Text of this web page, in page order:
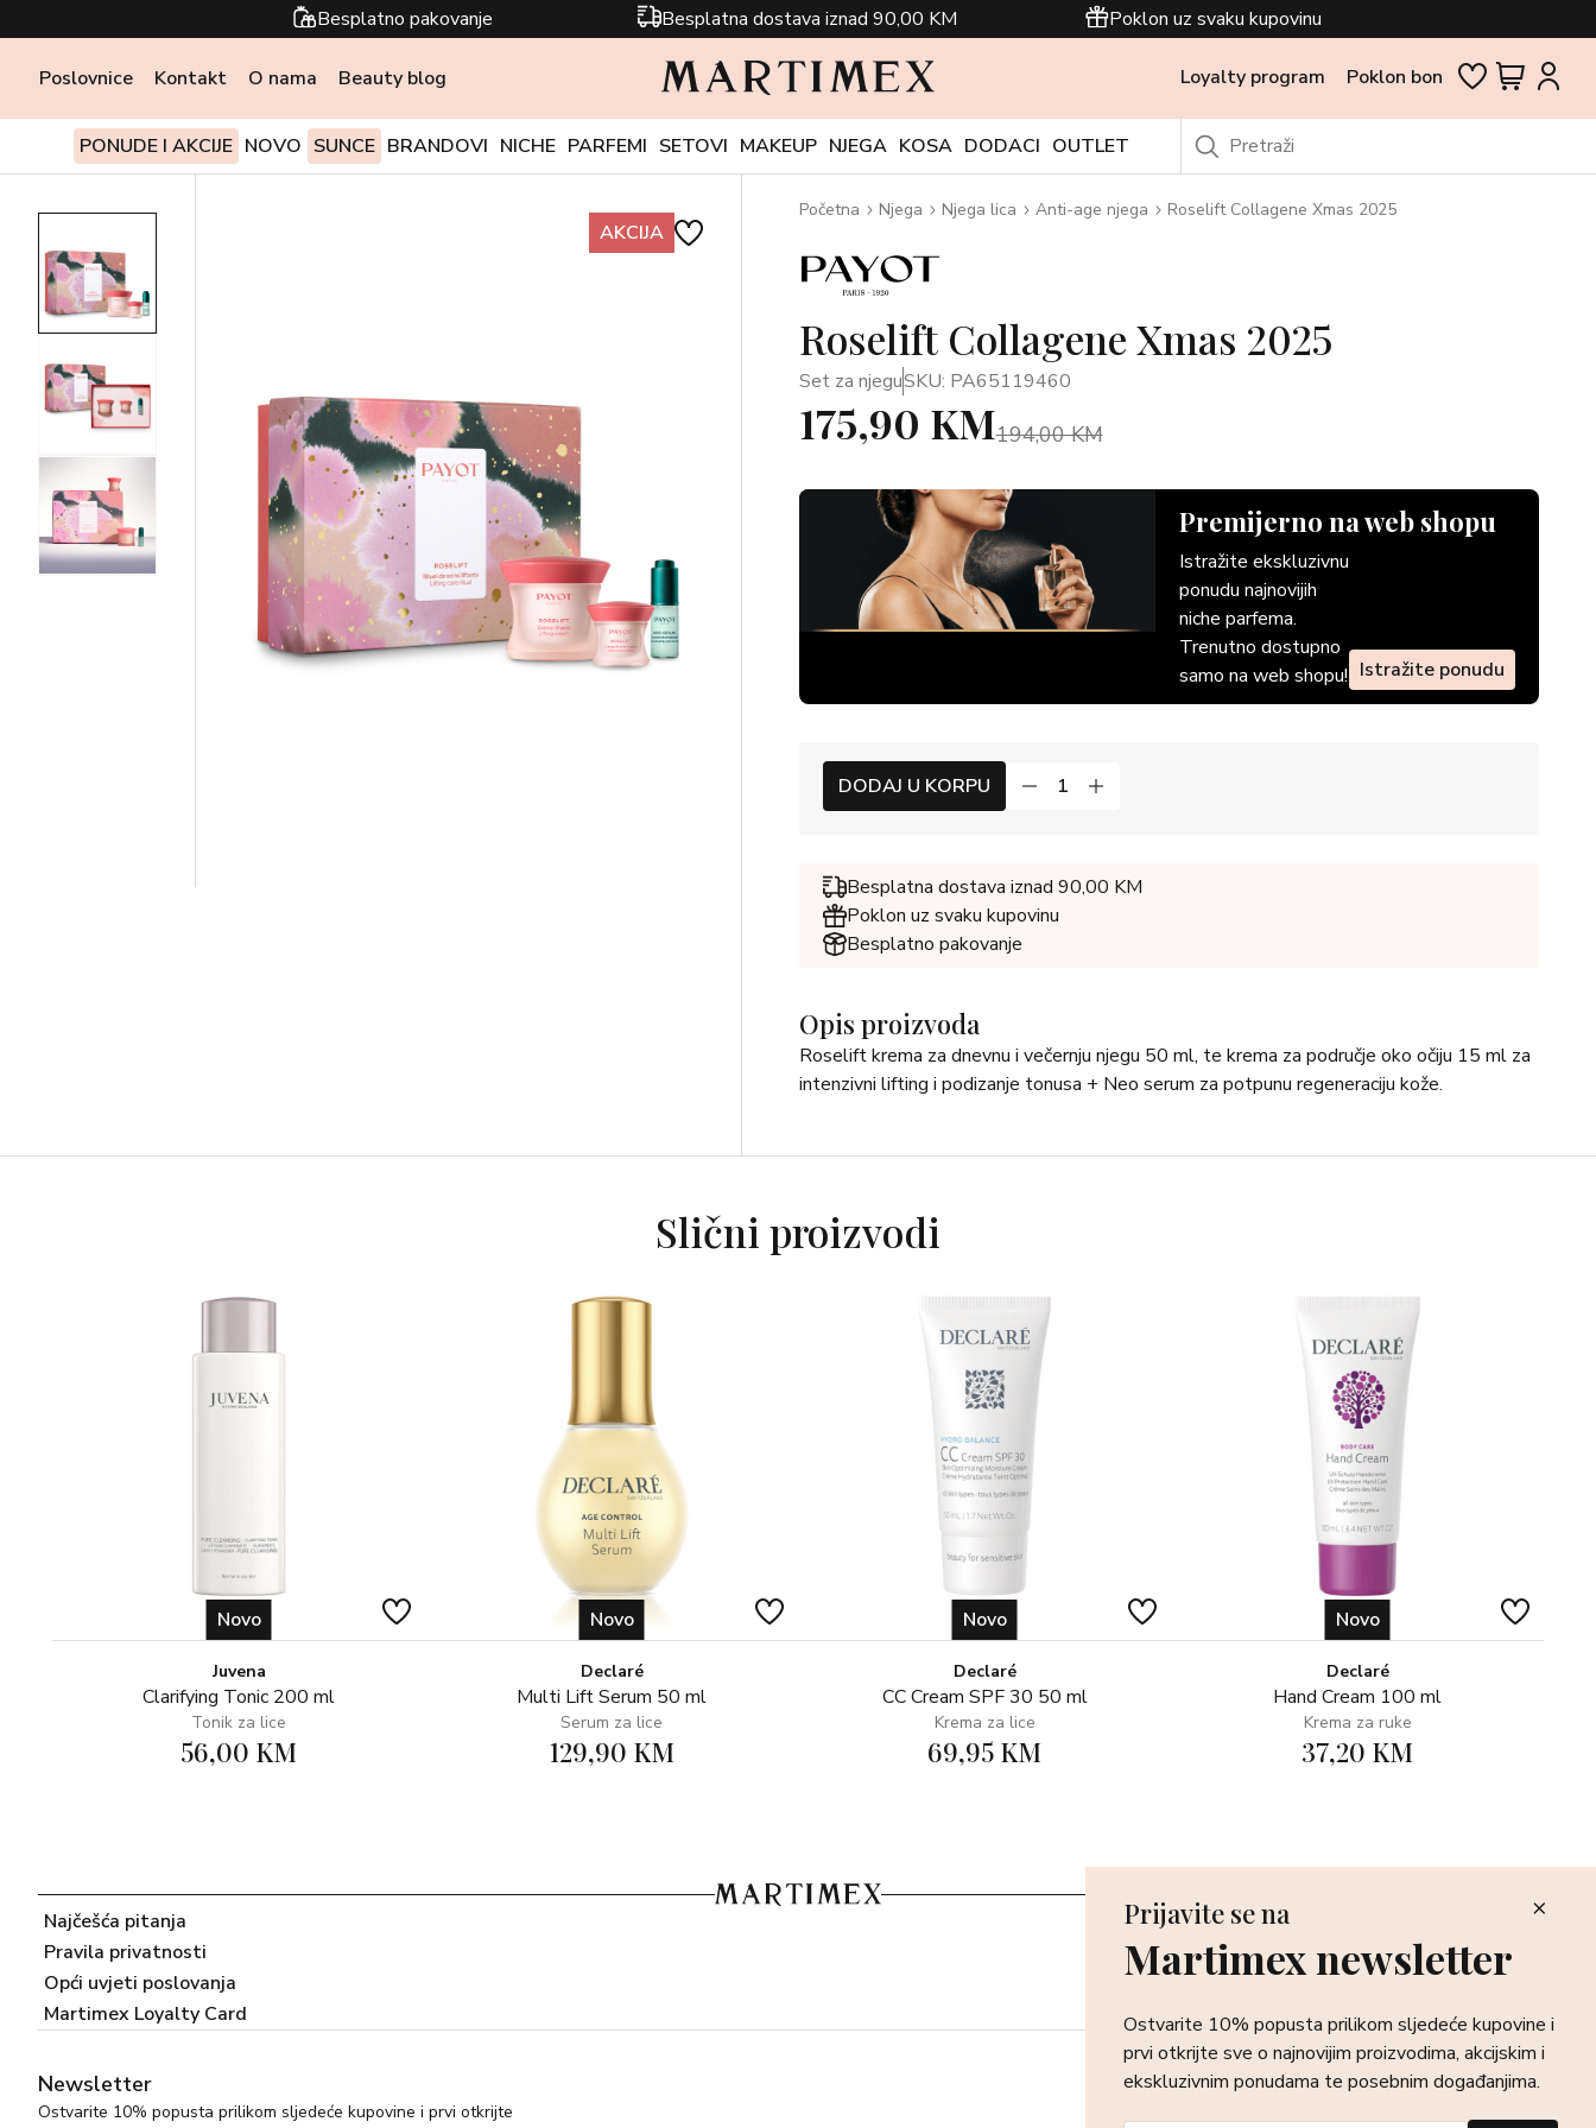
Besplatno pakovanje Besplatna dostava iznad 90,00 KM Poklon uz svaku kupovinu
Poslovnice Kontakt O nama Beauty blog Loyalty program Poklon bon
PONUDE I AKCIJE NOVO SUNCE BRANDOVI NICHE PARFEMI SETOVI MAKEUP NJEGA KOSA DODACI OUTLET
AKCIJA
Početna Njega Njega lica Anti-age njega Roselift Collagene Xmas 2025
Roselift Collagene Xmas 2025
Set za njeguSKU: PA65119460
175,90 KM194,00 KM
Premijerno na web shopu
Istražite ekskluzivnu
ponudu najnovijih
niche parfema.
Trenutno dostupno
samo na web shopu! Istražite ponudu
DODAJ U KORPU
Besplatna dostava iznad 90,00 KM
Poklon uz svaku kupovinu
Besplatno pakovanje
Opis proizvoda
Roselift krema za dnevnu i večernju njegu 50 ml, te krema za područje oko očiju 15 ml za
intenzivni lifting i podizanje tonusa + Neo serum za potpunu regeneraciju kože.
Slični proizvodi
Novo
Juvena
Clarifying Tonic 200 ml
Tonik za lice
56,00 KM
Novo
Declaré
Multi Lift Serum 50 ml
Serum za lice
129,90 KM
Novo
Declaré
CC Cream SPF 30 50 ml
Krema za lice
69,95 KM
Novo
Declaré
Hand Cream 100 ml
Krema za ruke
37,20 KM
Najčešća pitanja
Pravila privatnosti
Opći uvjeti poslovanja
Martimex Loyalty Card
Poslovnice
Povrat i reklamacija
Dostava i isporuka
Plaćanje robe
Newsletter
Ostvarite 10% popusta prilikom sljedeće kupovine i prvi otkrijte
Prijavite se na
Martimex newsletter
Ostvarite 10% popusta prilikom sljedeće kupovine i
prvi otkrijte sve o najnovijim proizvodima, akcijskim i
ekskluzivnim ponudama te posebnim događanjima.